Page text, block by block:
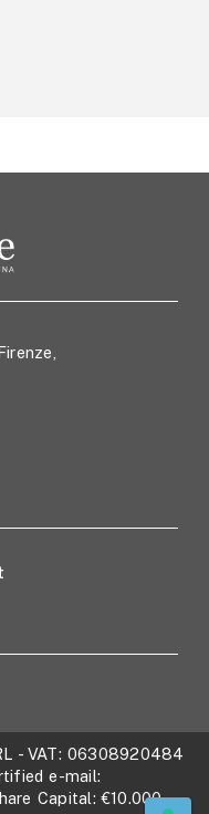
- VAT: 06308920484
e-mail:
Capital:€10.000